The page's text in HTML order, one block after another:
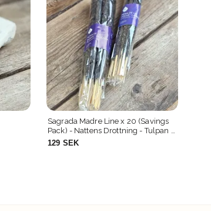
Sagrada Madre Line x 20 (Savings
Pack) - Nattens Drottning - Tulpan &
Lavendel, rökelsepinnar
129 SEK